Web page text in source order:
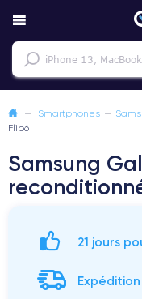
— Smartphones —
Flip6
Samsung
21 jours